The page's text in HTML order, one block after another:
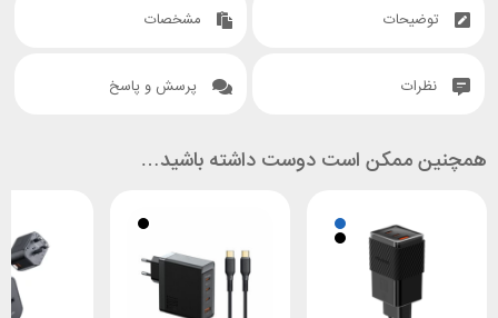
توضیحات مشخصات
نظرات پرسش و پاسخ
همچنین ممکن است دوست داشته باشید…